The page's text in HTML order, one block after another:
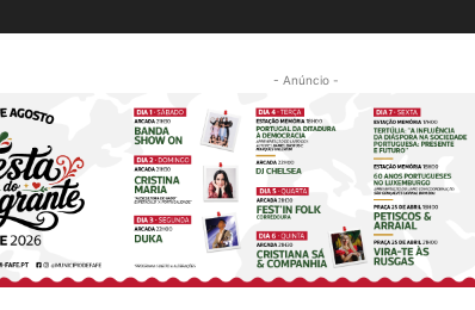
- Anúncio -